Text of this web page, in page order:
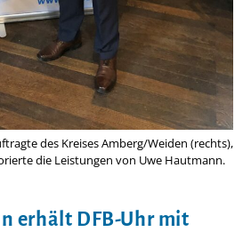
des Kreises Amberg/Weiden (rechts),
die Leistungen von Uwe Hautmann.
erhält DFB-Uhr mit